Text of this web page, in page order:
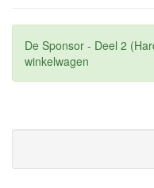
De Sponsor - Deel 2
winkelwagen